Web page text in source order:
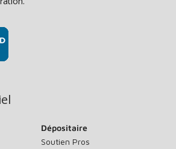
Dépositaire
Soutien Pros